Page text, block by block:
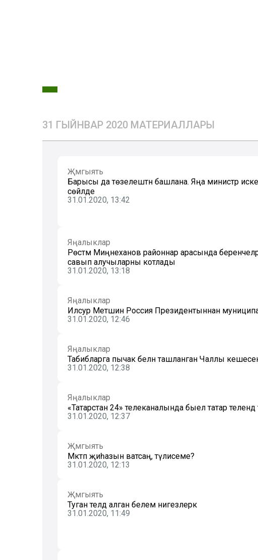
31 ГЫЙНВАР 2020 МАТЕРИАЛЛАРЫ
Җәмгыять
Барысы да төзелештән башлана. Яңа министр
сөйләде
31.01.2020, 13:42
Яңалыклар
Рөстәм Миңнеханов районнар арасында
савып алучыларны котлады
31.01.2020, 13:18
Яңалыклар
Илсур Метшин Россия Президентыннан
31.01.2020, 12:46
Яңалыклар
Табибларга пычак белән ташланган Чаллы
31.01.2020, 12:38
Яңалыклар
«Татарстан 24» телеканалында быел татар
31.01.2020, 12:37
Җәмгыять
Мәктәп җиһазын ватсаң, түлисеме?
31.01.2020, 12:13
Җәмгыять
Туган телдә алган белем нигезлерәк
31.01.2020, 11:49